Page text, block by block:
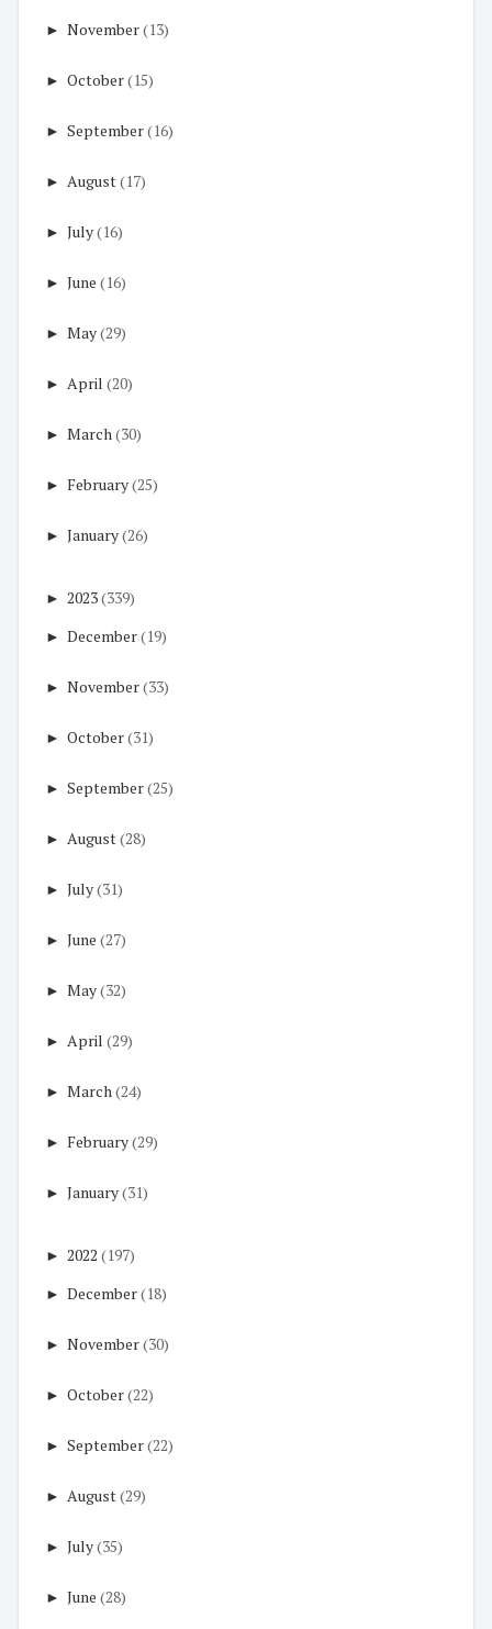
► November(13)
► October(15)
► September(16)
► August(17)
► July(16)
► June (16)
► May(29)
► April (20)
► March(30)
► February(25)
► January(26)
► 2023(339)
► December(19)
► November(33)
► October(31)
► September(25)
► August(28)
► July(31)
► June (27)
► May(32)
► April (29)
► March(24)
► February(29)
► January(31)
► 2022 (197)
► December(18)
► November(30)
► October(22)
► September(22)
► August(29)
► July(35)
► June (28)